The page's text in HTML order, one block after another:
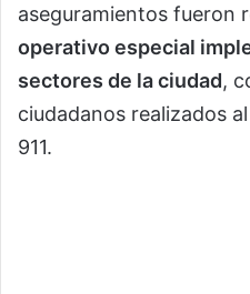
aseguramientos fueron
operativo especial
sectores de la ciudad,
ciudadanos realizados
911.